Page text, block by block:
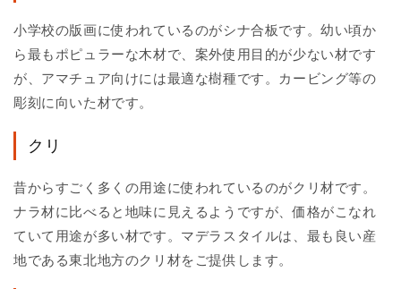
小学校の版画に使われているのがシナ合板です。幼い頃か
ら最もポピュラーな木材で、案外使用目的が少ない材です
が、アマチュア向けには最適な樹種です。カービング等の
彫刻に向いた材です。
クリ
昔からすごく多くの用途に使われているのがクリ材です。
ナラ材に比べると地味に見えるようですが、価格がこなれ
ていて用途が多い材です。マデラスタイルは、最も良い産
地である東北地方のクリ材をご提供します。